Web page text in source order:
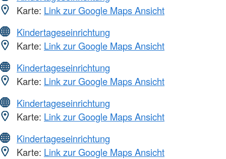
Karte: Link zur Google Maps Ansicht
Kindertageseinrichtung
Karte: Link zur Google Maps Ansicht
Kindertageseinrichtung
Karte: Link zur Google Maps Ansicht
Kindertageseinrichtung
Karte: Link zur Google Maps Ansicht
Kindertageseinrichtung
Karte: Link zur Google Maps Ansicht